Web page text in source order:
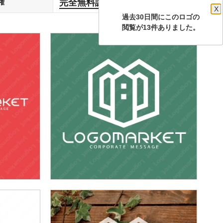
過去30日間にこのロゴの
X
閲覧が13件ありました。